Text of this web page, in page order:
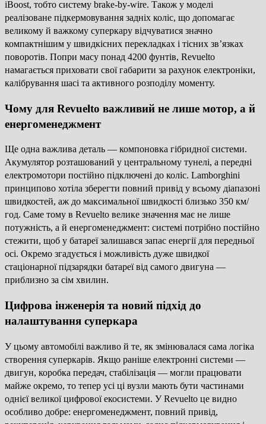
iBoost, тобто систему brake-by-wire. Також у моделі
реалізоване підкермовування задніх коліс, що допомагає
великому й важкому суперкару відчуватися значно
компактнішим у швидкісних перекладках і тісних зв’язках
поворотів. Попри масу понад 4200 фунтів, Revuelto
намагається приховати свої габарити за рахунок електроніки,
калібрування шасі та активного розподілу моменту.
Чому для Revuelto важливий не лише мотор, а й
енергоменеджмент
Ще одна важлива деталь — компоновка гібридної системи.
Акумулятор розташований у центральному тунелі, а передні
електромотори постійно підключені до коліс. Lamborghini
принципово хотіла зберегти повний привід у всьому діапазоні
швидкостей, аж до максимальної швидкості близько 350 км/
год. Саме тому в Revuelto велике значення має не лише
потужність, а й енергоменеджмент: системі потрібно постійно
стежити, щоб у батареї залишався запас енергії для передньої
осі. Окремо згадується і можливість дуже швидкої
стаціонарної підзарядки батареї від самого двигуна —
приблизно за сім хвилин.
Цифрова інженерія та новий підхід до
налаштування суперкара
У цьому автомобілі важливо й те, як змінювалася сама логіка
створення суперкарів. Якщо раніше електронні системи —
двигун, коробка передач, стабілізація — могли працювати
майже окремо, то тепер усі ці вузли мають бути частинами
однієї великої цифрової екосистеми. У Revuelto це видно
особливо добре: енергоменеджмент, повний привід,